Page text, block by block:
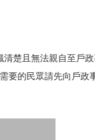
楚且無法親自至戶
的民眾請先向戶政